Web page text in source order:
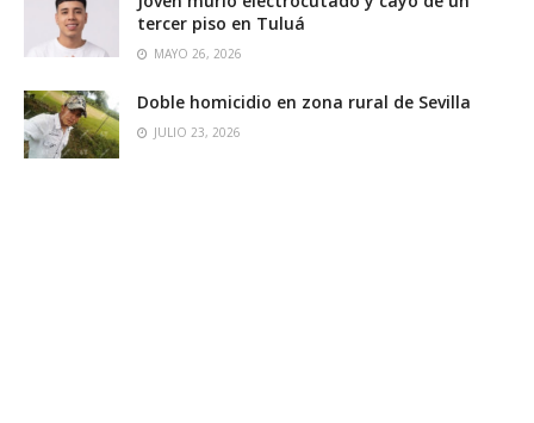
tercer piso en Tuluá
MAYO 26, 2026
Doble homicidio en zona rural de Sevilla
JULIO 23, 2026